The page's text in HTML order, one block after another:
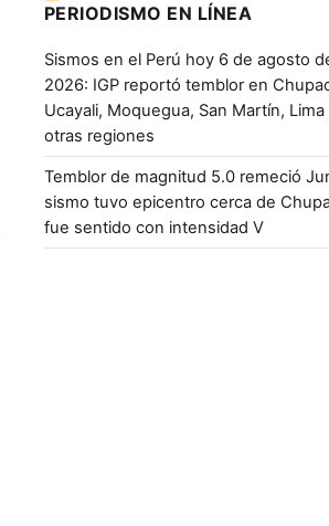
PERIODISMO EN LÍNEA
Sismos en el Perú hoy 6 de agosto
2026: IGP reportó temblor en
Ucayali, Moquegua, San Martín, Lima
otras regiones
Temblor de magnitud 5.0 remeció
sismo tuvo epicentro cerca de
fue sentido con intensidad V